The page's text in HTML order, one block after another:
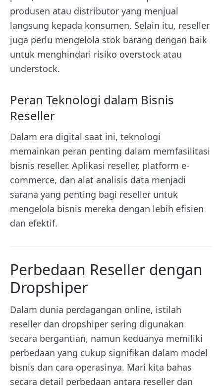
produsen atau distributor yang menjual
langsung kepada konsumen. Selain itu, reseller
juga perlu mengelola stok barang dengan baik
untuk menghindari risiko overstock atau
understock.
Peran Teknologi dalam Bisnis
Reseller
Dalam era digital saat ini, teknologi
memainkan peran penting dalam memfasilitasi
bisnis reseller. Aplikasi reseller, platform e-
commerce, dan alat analisis data menjadi
sarana yang penting bagi reseller untuk
mengelola bisnis mereka dengan lebih efisien
dan efektif.
Perbedaan Reseller dengan
Dropshiper
Dalam dunia perdagangan online, istilah
reseller dan dropshiper sering digunakan
secara bergantian, namun keduanya memiliki
perbedaan yang cukup signifikan dalam model
bisnis dan cara operasinya. Mari kita bahas
secara detail perbedaan antara reseller dan